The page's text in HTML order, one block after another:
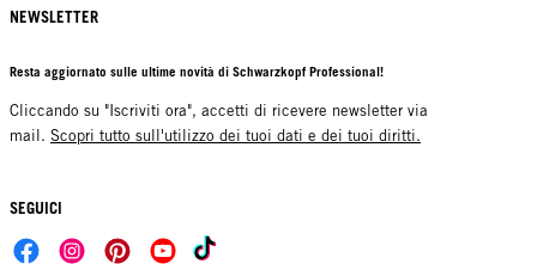
NEWSLETTER
Resta aggiornato sulle ultime novità di Schwarzkopf Professional!
Cliccando su "Iscriviti ora", accetti di ricevere newsletter via
mail. Scopri tutto sull'utilizzo dei tuoi dati e dei tuoi diritti.
SEGUICI